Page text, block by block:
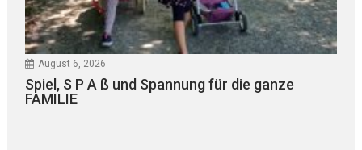
August 6, 2026
Spiel, S P A ß und Spannung für die ganze
FAMILIE